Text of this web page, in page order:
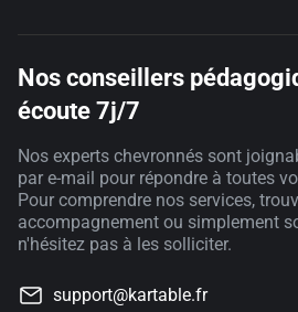
Nos conseillers
écoute 7j/7
Nos experts chevronnés sont
par e-mail pour répondre à toutes
Pour comprendre nos services,
accompagnement ou simplement
n'hésitez pas à les solliciter.
support@kartable.fr